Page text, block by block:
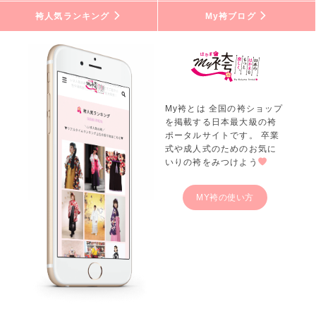
袴人気ランキング My袴ブログ
My袴とは 全国の袴ショップ
を掲載する日本最大級の袴
ポータルサイトです。 卒業
式や成人式のためのお気に
いりの袴をみつけよう
MY袴の使い方